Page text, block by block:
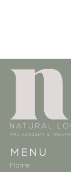
MENU
Home